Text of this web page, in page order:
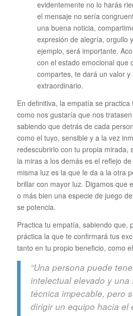
evidentemente no lo harás
el mensaje no sería
una buena noticia,
expresión de alegría, orgullo
ejemplo, será importante.
con el estado emocional que
compartes, te dará un valor y
extraordinario.
En definitiva, la empatía se
como nos gustaría que nos
sabiendo que detrás de cada
como el tuyo, sensible y a la vez
redescubrirlo con tu propia mirada,
la miras a los demás es el reflejo
misma luz es la que le da a la otra
brillar con mayor luz. Digamos que
o más bien una especie de juego
se potencia.
Practica tu empatía, sabiendo que,
práctica la que te confirmará tus
tanto en tu propio beneficio, como
“Una persona puede
intelectual elevado y una
técnica impecable, pero
dirigir un equipo hacia el